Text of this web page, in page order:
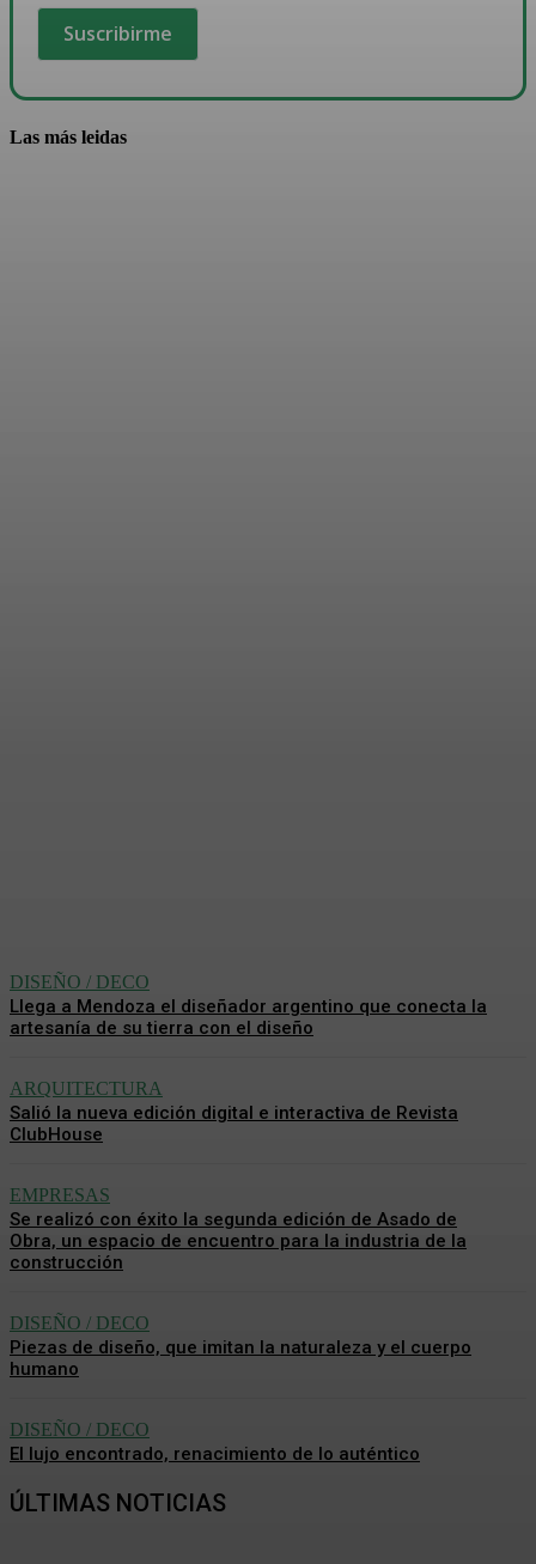
Las más leidas
DISEÑO / DECO
Llega a Mendoza el diseñador argentino que conecta la
artesanía de su tierra con el diseño
ARQUITECTURA
Salió la nueva edición digital e interactiva de Revista
ClubHouse
EMPRESAS
Se realizó con éxito la segunda edición de Asado de
Obra, un espacio de encuentro para la industria de la
construcción
DISEÑO / DECO
Piezas de diseño, que imitan la naturaleza y el cuerpo
humano
DISEÑO / DECO
El lujo encontrado, renacimiento de lo auténtico
ÚLTIMAS NOTICIAS